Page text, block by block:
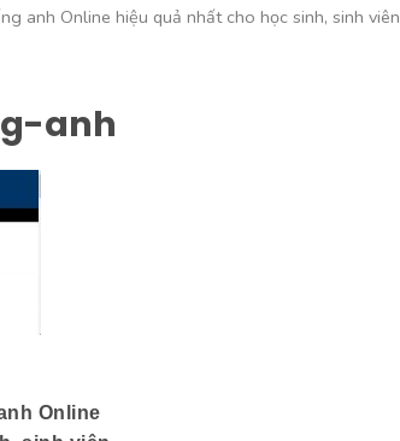
anh Online hiệu quả nhất cho học sinh, sinh viên
anh
Online